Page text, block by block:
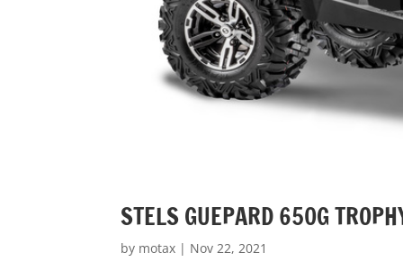
STELS GUEPARD 650G
by motax | Nov 22, 2021